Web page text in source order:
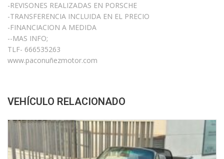
-REVISONES REALIZADAS EN PORSCHE
-TRANSFERENCIA INCLUIDA EN EL PRECIO
-FINANCIACION A MEDIDA
--MAS INFO;
TLF- 666535263
www.paconuñezmotor.com
VEHÍCULO RELACIONADO